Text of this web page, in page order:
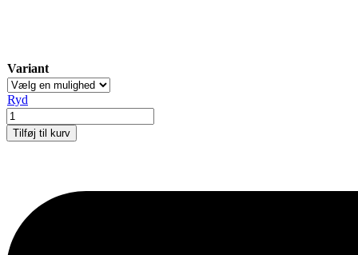
Variant
Ryd
Base
Regular,
20
Crown
Truss
Tilføj til kurv